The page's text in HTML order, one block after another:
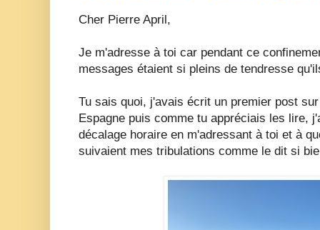
Cher Pierre April,
Je m'adresse à toi car pendant ce
messages étaient si pleins de tendresse
Tu sais quoi, j'avais écrit un premier post
Espagne puis comme tu appréciais les lire,
décalage horaire en m'adressant à toi et à
suivaient mes tribulations comme le dit si